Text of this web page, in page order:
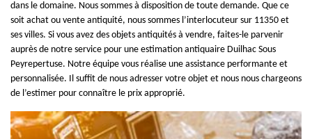
dans le domaine. Nous sommes à disposition de toute demande. Que ce
soit achat ou vente antiquité, nous sommes l’interlocuteur sur 11350 et
ses villes. Si vous avez des objets antiquités à vendre, faites-le parvenir
auprès de notre service pour une estimation antiquaire Duilhac Sous
Peyrepertuse. Notre équipe vous réalise une assistance performante et
personnalisée. Il suffit de nous adresser votre objet et nous nous chargeons
de l’estimer pour connaître le prix approprié.